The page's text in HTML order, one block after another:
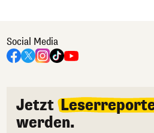
Social Media
Jetzt
werden.